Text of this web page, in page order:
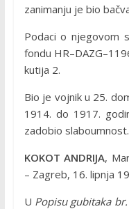
zanimanju je bio
Podaci o njegovom
fondu
kutija 2.
Bio je vojnik u 25.
1914. do 1917.
zadobio
KOKOT ANDRIJA,
– Zagreb, 16. lipnja
U Popisu gubitaka